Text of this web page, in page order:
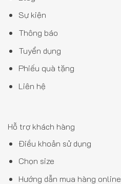
Sự kiện
Thông báo
Tuyển dụng
Phiếu quà tặng
Liên hệ
Hỗ trợ khách hàng
Điều khoản sử dụng
Chọn size
Hướng dẫn mua hàng online